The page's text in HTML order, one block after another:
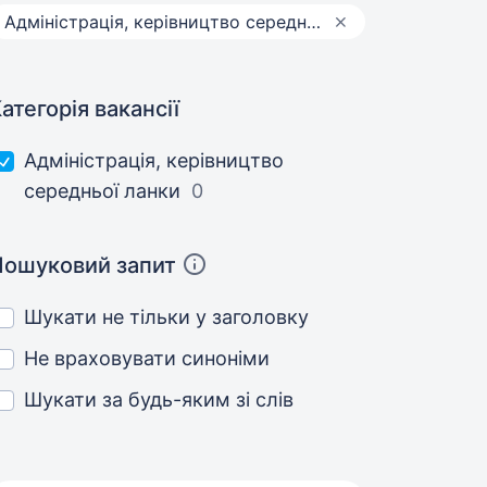
Адмiнiстрацiя, керівництво середньої ланки
вакансії
Адмiнiстрацiя, керівництво
середньої ланки 0
запит
Шукати не тільки у заголовку
Не враховувати синоніми
Шукати за будь-яким зі слів